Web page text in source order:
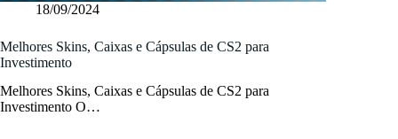
18/09/2024
Melhores Skins, Caixas e Cápsulas de CS2 para
Investimento
Melhores Skins, Caixas e Cápsulas de CS2 para
Investimento O…